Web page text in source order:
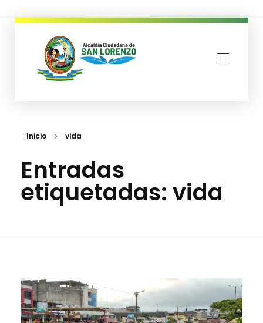
Inicio vida
Entradas
etiquetadas: vida